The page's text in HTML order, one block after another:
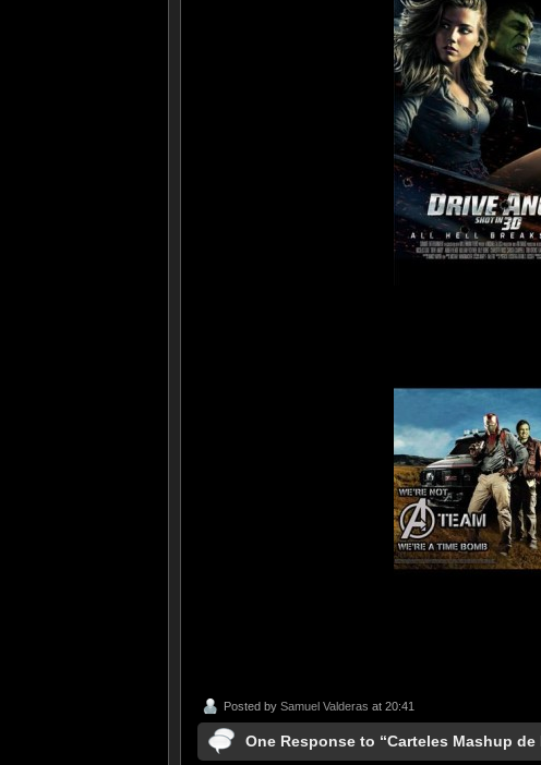
Posted by Samuel Valderas at 20:41
One Response to “Carteles Mashup